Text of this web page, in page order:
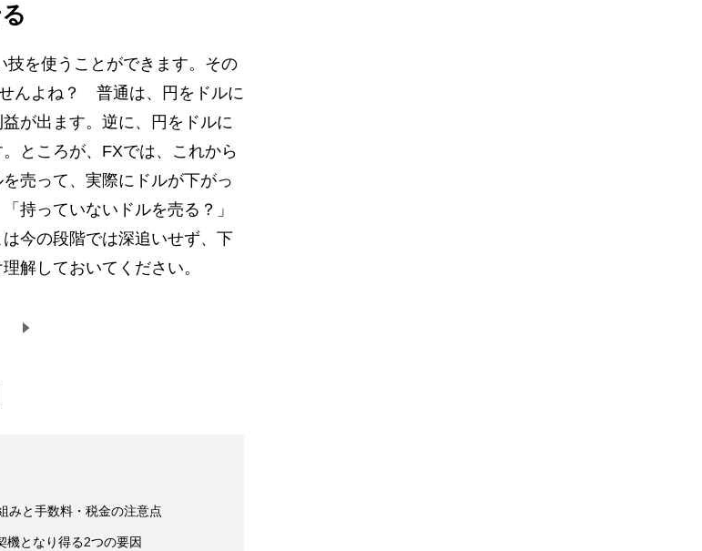
を使うことができます。その
んよね？ 普通は、円をドルに
が出ます。逆に、円をドルに
ところが、FXでは、これから
売って、実際にドルが下がっ
持っていないドルを売る？」
今の段階では深追いせず、下
解しておいてください。
と手数料・税金の注意点
となり得る2つの要因